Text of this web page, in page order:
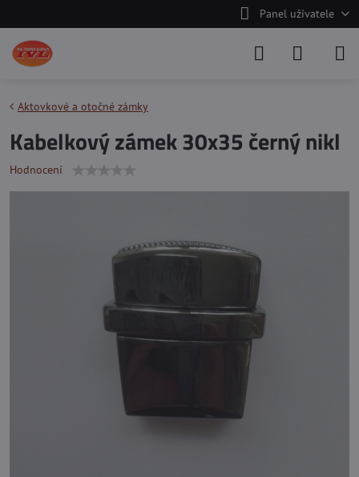
Panel uživatele
Aktovkové a otočné zámky
Kabelkový zámek 30x35 černý nikl
Hodnocení